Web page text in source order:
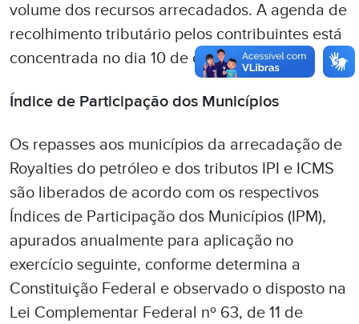
volume dos recursos arrecadados. A agenda de
recolhimento tributário pelos contribuintes está
concentrada no dia 10 de cada mês.
Índice de Participação dos Municípios
Os repasses aos municípios da arrecadação de
Royalties do petróleo e dos tributos IPI e ICMS
são liberados de acordo com os respectivos
Índices de Participação dos Municípios (IPM),
apurados anualmente para aplicação no
exercício seguinte, conforme determina a
Constituição Federal e observado o disposto na
Lei Complementar Federal nº 63, de 11 de